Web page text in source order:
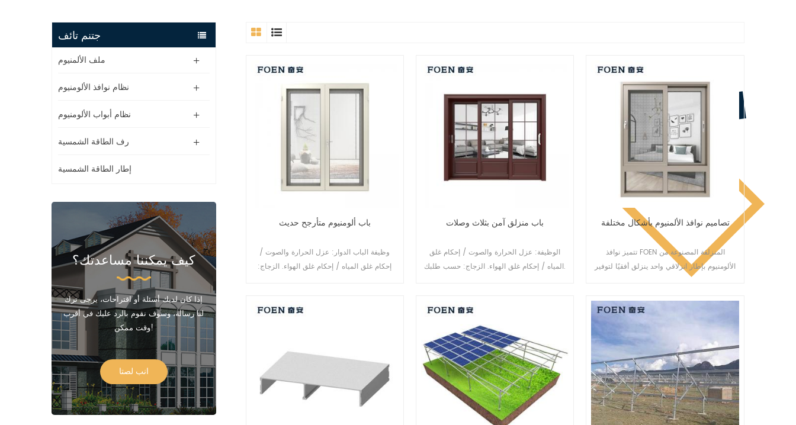
جتنم تائف
ملف الألمنيوم
نظام نوافذ الألومنيوم
نظام أبواب الألومنيوم
رف الطاقة الشمسية
إطار الطاقة الشمسية
كيف يمكننا مساعدتك؟
إذا كان لديك أسئلة أو اقتراحات، يرجى ترك
لنا رسالة، وسوف نقوم بالرد عليك في أقرب
وقت ممكن!
انب لصتا
باب ألومنيوم متأرجح حديث
وظيفة الباب الدوار: عزل الحرارة والصوت /
إحكام غلق المياه / إحكام غلق الهواء. الزجاج:
باب منزلق آمن بثلاث وصلات
الوظيفة: عزل الحرارة والصوت / إحكام غلق
المياه / إحكام غلق الهواء. الزجاج: حسب طلبك.
تصاميم نوافذ الألمنيوم بأشكال مختلفة
تتميز نوافذ FOEN المنزلقة المصنوعة من
الألومنيوم بإطار انزلاقي واحد ينزلق أفقيًا لتوفير
الممرات أو الشرفات أو الأسطح، وهي نافذتنا
المنزلقة القابلة للتخصيص بالكامل.